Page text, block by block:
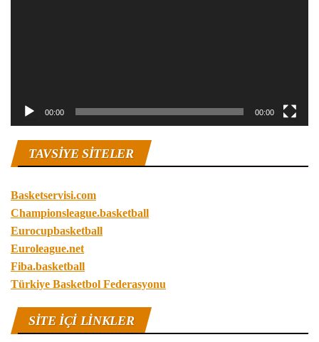
00:00 00:00
TAVSIYE SITELER
Basketservisi.com
Championsleague.basketball
Eurocupbasketball
Euroleague.net
Fiba.basketball
Türkiye Basketbol Federasyonu
SITE IÇI LINKLER